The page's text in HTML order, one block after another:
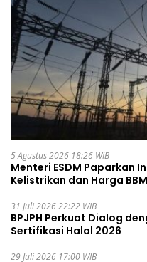
5 Agustus 2026 18:26 WIB
Menteri ESDM Paparkan
Kelistrikan dan Harga BBM
31 Juli 2026 22:22 WIB
BPJPH Perkuat Dialog
Sertifikasi Halal 2026
29 Juli 2026 17:00 WIB